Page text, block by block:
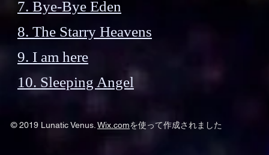
7. Bye-Bye Eden
8. The Starry Heavens
9. I am here
10. Sleeping Angel
© 2019 Lunatic Venus. Wix.comを使って作成されました